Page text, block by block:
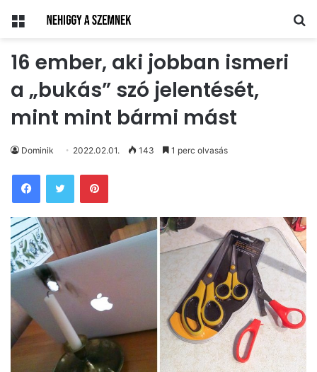
Menü
16 ember, aki jobban ismeri
a „bukás” szó jelentését,
mint mint bármi mást
Dominik 2022.02.01. 143 1 perc olvasás
Pinterest